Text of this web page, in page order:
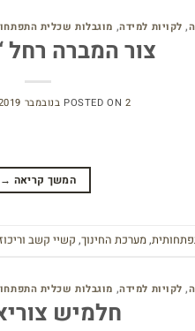
, לקויות למידה, מוגבלות שכלית
צור המברה רחל
POSTED ON 2 בנובמבר 2019
המשך קריאה →
,מערכת החינוך, קשיי קשב וריכוז
, לקויות למידה, מוגבלות שכלית
חלמיש